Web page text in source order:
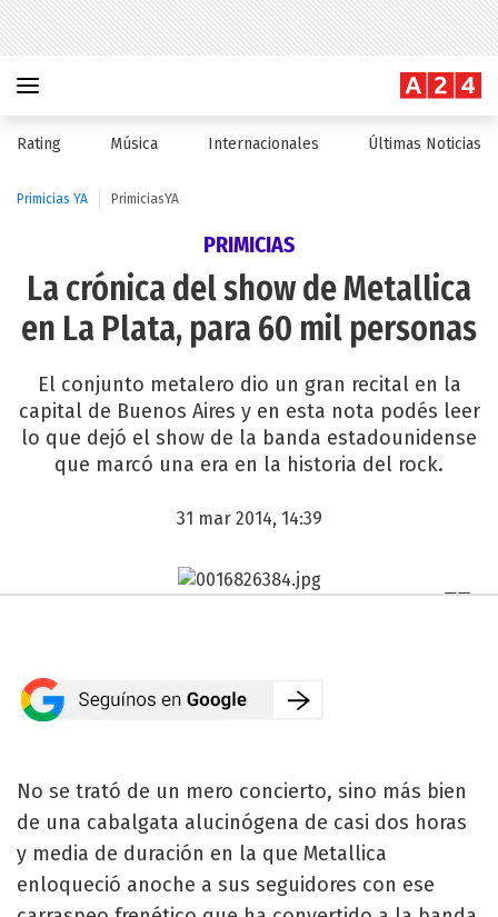
Rating Música Internacionales Últimas Noticias
Primicias YA PrimiciasYA
PRIMICIAS
La crónica del show de Metallica
en La Plata, para 60 mil personas
El conjunto metalero dio un gran recital en la
capital de Buenos Aires y en esta nota podés leer
lo que dejó el show de la banda estadounidense
que marcó una era en la historia del rock.
31 mar 2014, 14:39
No se trató de un mero concierto, sino más bien
de una cabalgata alucinógena de casi dos horas
y media de duración en la que Metallica
enloqueció anoche a sus seguidores con ese